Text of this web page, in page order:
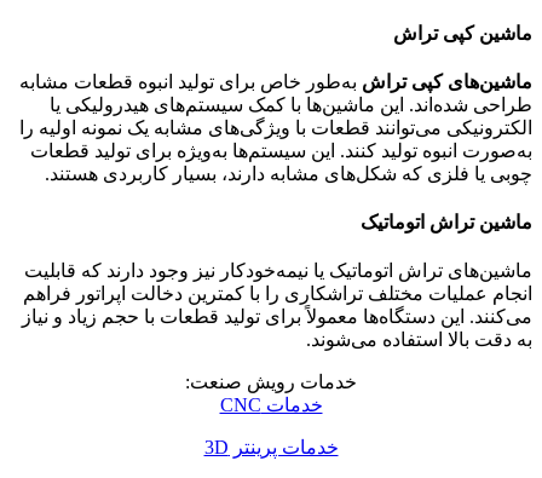
ماشین کپی تراش
ماشین‌های کپی تراش به‌طور خاص برای تولید انبوه قطعات مشابه
طراحی شده‌اند. این ماشین‌ها با کمک سیستم‌های هیدرولیکی یا
الکترونیکی می‌توانند قطعات با ویژگی‌های مشابه یک نمونه اولیه را
به‌صورت انبوه تولید کنند. این سیستم‌ها به‌ویژه برای تولید قطعات
چوبی یا فلزی که شکل‌های مشابه دارند، بسیار کاربردی هستند.
ماشین تراش اتوماتیک
ماشین‌های تراش اتوماتیک یا نیمه‌خودکار نیز وجود دارند که قابلیت
انجام عملیات مختلف تراشکاری را با کمترین دخالت اپراتور فراهم
می‌کنند. این دستگاه‌ها معمولاً برای تولید قطعات با حجم زیاد و نیاز
به دقت بالا استفاده می‌شوند.
خدمات رویش صنعت:
خدمات CNC
خدمات پرینتر 3D